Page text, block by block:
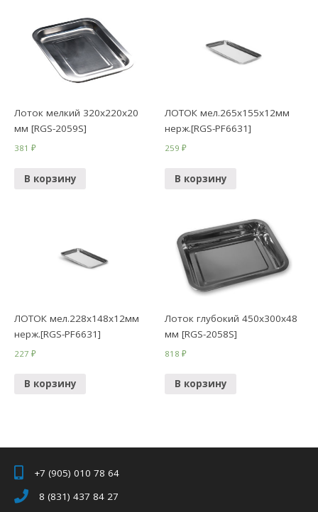
Лоток мелкий 320х220х20
мм [RGS-2059S]
381₽
В корзину
ЛОТОК мел.265х155х12мм
нерж.[RGS-PF6631]
259₽
В корзину
ЛОТОК мел.228х148х12мм
нерж.[RGS-PF6631]
227₽
В корзину
Лоток глубокий 450х300х48
мм [RGS-2058S]
818₽
В корзину
+7 (905) 010 78 64
8 (831) 437 84 27